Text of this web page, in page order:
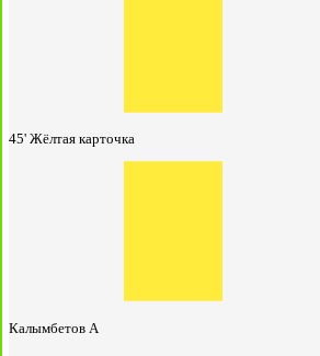
45' Жёлтая карточка
Калымбетов А